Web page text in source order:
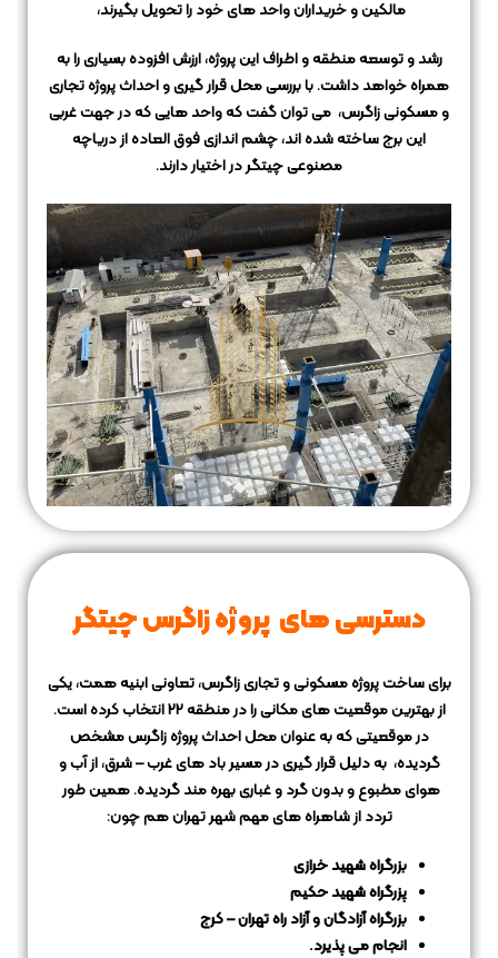
مالکین و خریداران واحد های خود را تحویل بگیرند،
رشد و توسعه منطقه و اطراف این پروژه، ارزش افزوده بسیاری را به
همراه خواهد داشت.با بررسی محل قرار گیری و احداث پروژه تجاری
و مسکونی زاگرس، می توان گفت که واحد هایی که در جهت غربی
این برج ساخته شده اند، چشم اندازی فوق العاده از دریاچه
مصنوعی چیتگر در اختیار دارند.
دسترسی های پروژه زاگرس چیتگر
برای ساخت پروژه مسکونی و تجاری زاگرس، تعاونی ابنیه همت، یکی
از بهترین موقعیت های مکانی را در منطقه 22 انتخاب کرده است.
در موقعیتی که به عنوان محل احداث پروژه زاگرس مشخص
گردیده،به دلیل قرار گیری در مسیر باد های غرب – شرق، از آب و
هوای مطبوع و بدون گرد و غباری بهره مند گردیده.همین طور
تردد از شاهراه های مهم شهر تهران هم چون:
بزرگراه شهید خرازی
پزرگراه شهید حکیم
بزرگراه آزادگان و آزاد راه تهران – کرج
انجام می پذیرد.